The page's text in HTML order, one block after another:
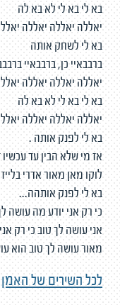
בא לי בא לי לא בא לה
יאללה יאללה יאללה
בא לי לשחק אותה
ברבבאיי כן, ברבבאיי
יאללה יאללה יאללה
בא לי בא לי לא בא לה
יאללה יאללה יאללה
בא לי לפנק אותה .
אז מי שלא הבין עד
לוקו מאן מאור אדרי
בא לי לפנק אותהה...
כי רק אני יודע מה עושה
אני עושה לך טוב כי רק
מאור עושה לך טוב הוא
לכל השירים של האמן